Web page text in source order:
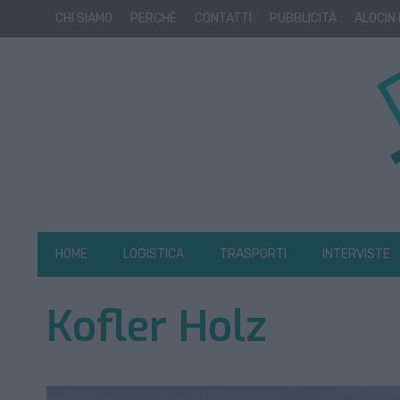
CHI SIAMO PERCHÈ CONTATTI PUBBLICITÀ ALOCIN
HOME LOGISTICA TRASPORTI INTERVISTE
Kofler Holz